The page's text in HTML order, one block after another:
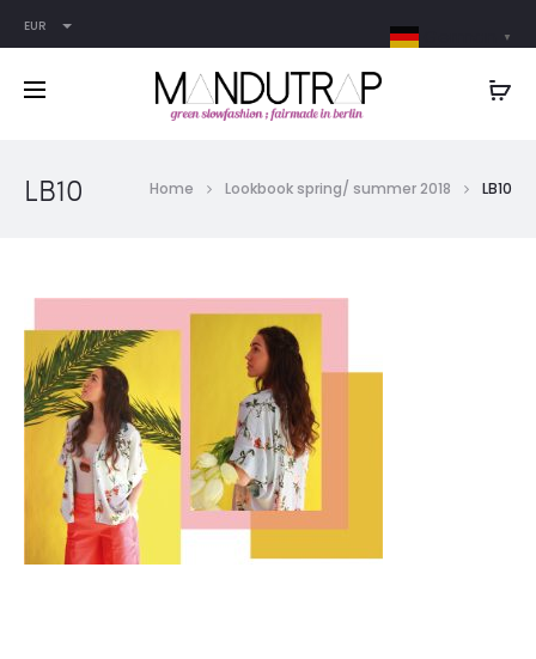
EUR
LB10 Home Lookbook spring/ summer 2018 LB10
▼